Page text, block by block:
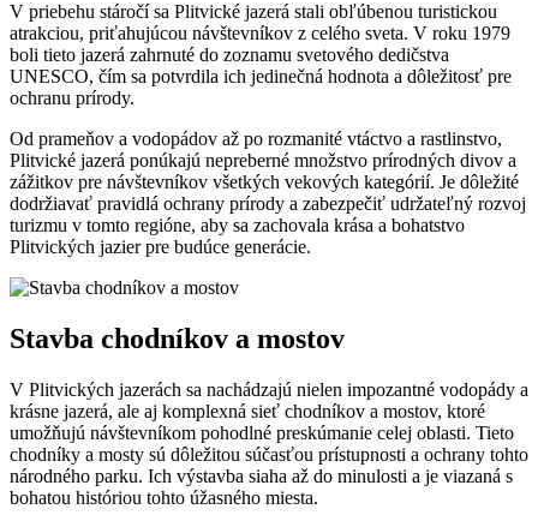
V priebehu stáročí sa Plitvické jazerá stali obľúbenou turistickou
atrakciou, priťahujúcou návštevníkov z celého sveta. V roku 1979
boli tieto jazerá zahrnuté do zoznamu svetového dedičstva
UNESCO, čím sa potvrdila ich jedinečná hodnota a dôležitosť pre
ochranu prírody.
Od prameňov a vodopádov až po rozmanité vtáctvo a rastlinstvo,
Plitvické jazerá ponúkajú nepreberné množstvo prírodných divov a
zážitkov pre návštevníkov všetkých vekových kategórií. Je dôležité
dodržiavať pravidlá ochrany prírody a zabezpečiť udržateľný rozvoj
turizmu v tomto regióne, aby sa zachovala krása a bohatstvo
Plitvických jazier pre budúce generácie.
Stavba chodníkov a mostov
V Plitvických jazerách sa nachádzajú nielen impozantné vodopády a
krásne jazerá, ale aj komplexná sieť chodníkov a mostov, ktoré
umožňujú návštevníkom pohodlné preskúmanie celej oblasti. Tieto
chodníky a mosty sú dôležitou súčasťou prístupnosti a ochrany tohto
národného parku. Ich výstavba siaha až do minulosti a je viazaná s
bohatou históriou tohto úžasného miesta.